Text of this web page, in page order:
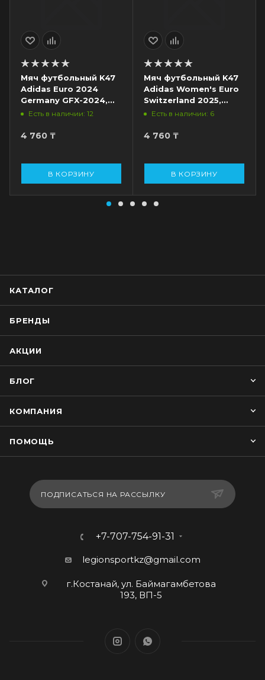
Мяч футбольный K47
Adidas Euro 2024
Germany GFX-2024,
разм. 5, белый/
Есть в наличии: 12
4 760 ₸
В КОРЗИНУ
Мяч футбольный K47
Adidas Women's Euro
Switzerland 2025,
разм. 5, белый/
Есть в наличии: 6
4 760 ₸
В КОРЗИНУ
КАТАЛОГ
БРЕНДЫ
АКЦИИ
БЛОГ
КОМПАНИЯ
ПОМОЩЬ
ПОДПИСАТЬСЯ НА РАССЫЛКУ
+7-707-754-91-31
legionsportkz@gmail.com
г.Костанай, ул. Баймагамбетова
193, ВП-5